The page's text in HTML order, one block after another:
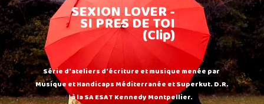
SEXION LOVER -
SI PRES DE TOI
(Clip)
Série d'ateliers d'écriture et musique menée par
Musique et Handicaps Méditerranée et Superkut. D.R.
à la SA ESAT Kennedy Montpellier.